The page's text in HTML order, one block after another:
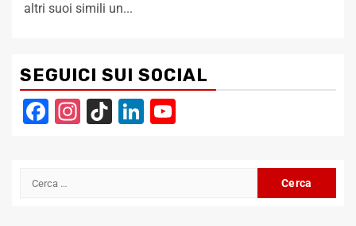
altri suoi simili un...
SEGUICI SUI SOCIAL
Facebook
Instagram
TikTokLinkedIn
Ricerca